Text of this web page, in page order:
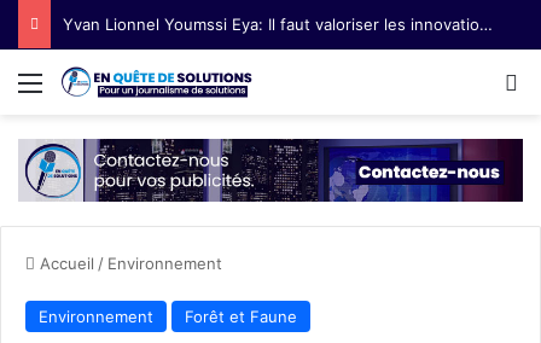
Yvan Lionnel Youmssi Eya: Il faut valoriser les innovations technologiques paysannes
Menu
Accueil / Environnement
Environnement Forêt et Faune